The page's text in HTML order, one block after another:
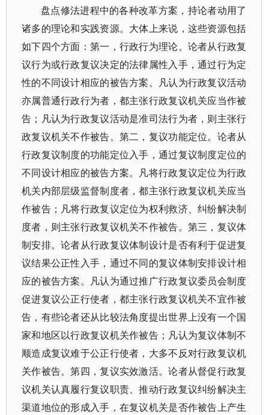
盘点修法进程中的各种改革方案，持论者动用了
诸多的理论和实践资源。大体上来说，这些资源包括
如下四个方面：第一，行政行为理论。论者从行政复
议行为或行政复议决定的法律属性入手，通过行为定
性的不同设计相应的被告方案。凡认为行政复议活动
亦属普通行政行为者，都主张行政复议机关应当作被
告；凡认为行政复议活动是准司法行为者，则主张行
政复议机关不作被告。第二，复议功能定位。论者从
行政复议制度的功能定位入手，通过复议制度定位的
不同设计相应的被告方案。凡将行政复议定位为行政
机关内部层级监督制度者，都主张行政复议机关应当
作被告；凡将行政复议定位为权利救济、纠纷解决制
度者，则主张行政复议机关不作被告。第三，复议体
制安排。论者从行政复议体制设计是否有利于促进复
议结果公正性入手，通过不同的复议体制安排设计相
应的被告方案。凡认为通过推广行政复议委员会制度
促进复议公正行使者，都主张行政复议机关不宜作被
告，有些论者还从比较法角度提出世界上没有一个国
家和地区以行政复议机关作被告；凡认为复议体制不
顺造成复议难于公正行使者，大多不反对行政复议机
关作被告。第四，复议实效激活。论者从督促行政复
议机关认真履行复议职责、推动行政复议纠纷解决主
渠道地位的形成入手，在复议机关是否作被告上产生